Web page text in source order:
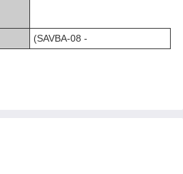
(SAVBA-08 -